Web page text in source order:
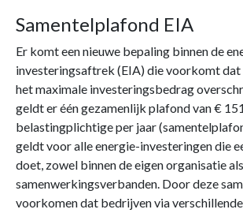
Samentelplafond EIA
Er komt een nieuwe bepaling binnen de
investeringsaftrek (EIA) die voorkomt dat
het maximale investeringsbedrag
geldt er één gezamenlijk plafond van €
belastingplichtige per jaar
geldt voor alle energie-investeringen die
doet, zowel binnen de eigen organisatie
samenwerkingsverbanden. Door deze
voorkomen dat bedrijven via